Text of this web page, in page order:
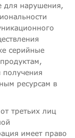
для нарушения,
серийные
ресурсам в
третьих лиц
имеет право